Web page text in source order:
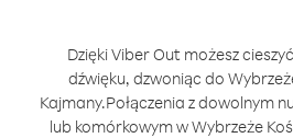
Dzięki Viber Out możesz
dźwięku, dzwoniąc do
Kajmany.Połączenia z dowolnym
lub komórkowym w Wybrzeże